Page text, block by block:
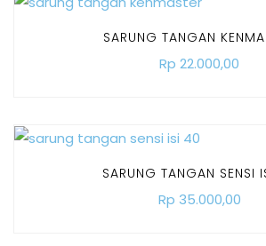
SARUNG TANGAN
Rp 22.000,00
SARUNG TANGAN SENSI
Rp 35.000,00